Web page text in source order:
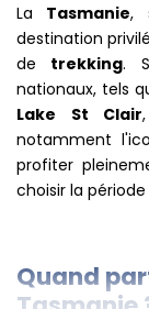
La Tasmanie,
destination
de trekking.
nationaux, tels
Lake St Clair
notamment
profiter
choisir la
Quand